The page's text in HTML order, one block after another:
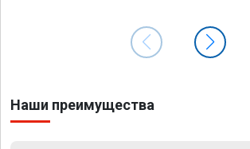
Наши преимущества